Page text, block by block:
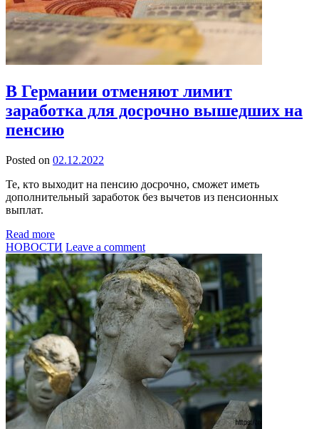
В Германии отменяют лимит
заработка для досрочно вышедших на
пенсию
Posted on 02.12.2022
Те, кто выходит на пенсию досрочно, сможет иметь
дополнительный заработок без вычетов из пенсионных
выплат.
Read more
НОВОСТИ Leave a comment